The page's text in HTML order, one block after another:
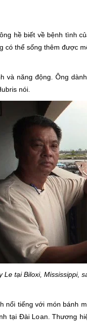
hề biết về bệnh tình
có thể sống thêm được
và năng động. Ông
nói.
Le tại Biloxi, Mississippi,
nổi tiếng với món bánh
tại Đài Loan. Thương